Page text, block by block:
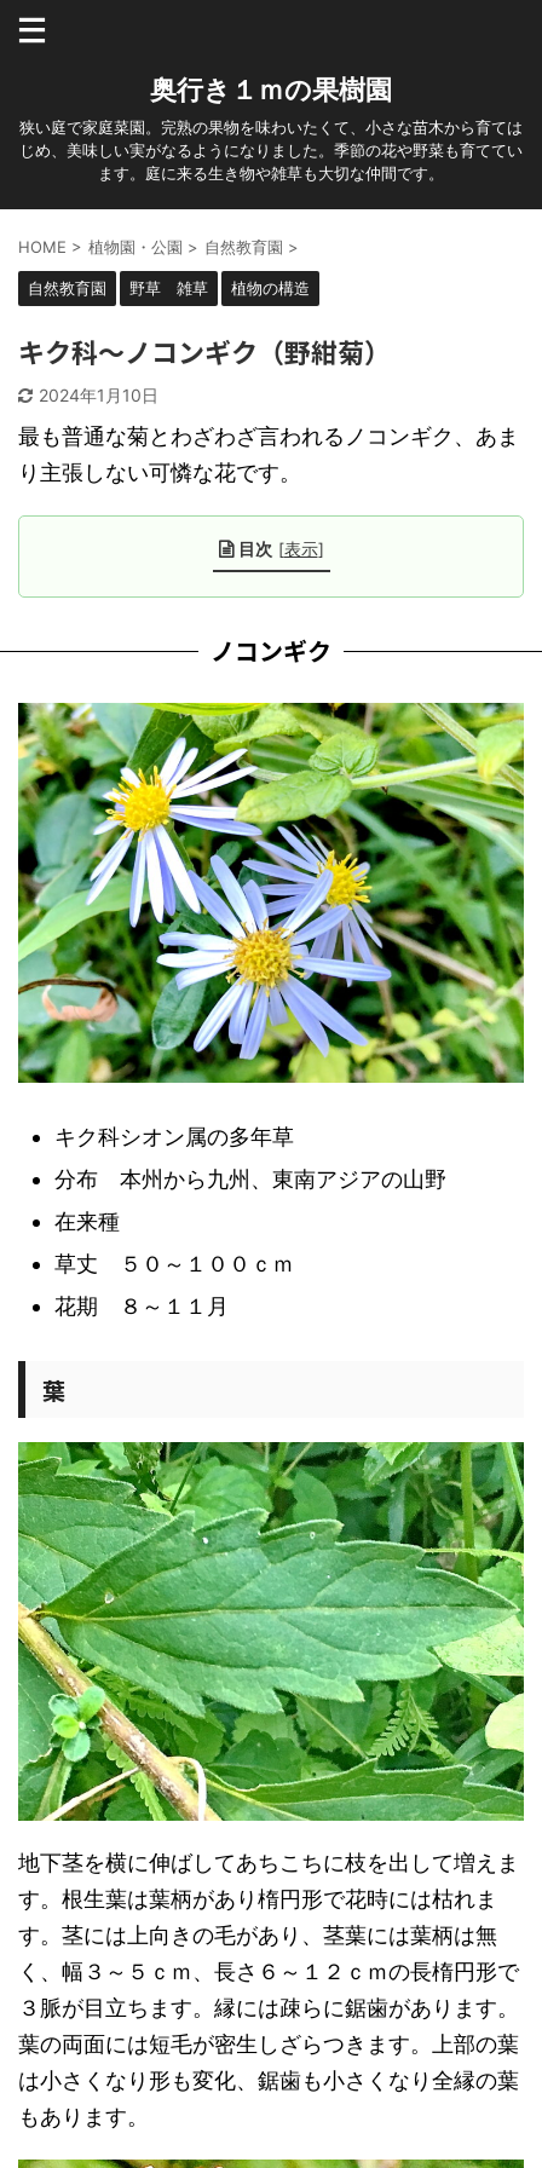
奥行き１ｍの果樹園
狭い庭で家庭菜園。完熟の果物を味わいたくて、小さな苗木から育ては
じめ、美味しい実がなるようになりました。季節の花や野菜も育ててい
ます。庭に来る生き物や雑草も大切な仲間です。
HOME > 植物園・公園 > 自然教育園 >
自然教育園 野草 雑草 植物の構造
キク科～ノコンギク（野紺菊）
2024年1月10日
最も普通な菊とわざわざ言われるノコンギク、あま
り主張しない可憐な花です。
目次 [表示]
ノコンギク
キク科シオン属の多年草
分布 本州から九州、東南アジアの山野
在来種
草丈 ５０～１００ｃｍ
花期 ８～１１月
葉
地下茎を横に伸ばしてあちこちに枝を出して増えま
す。根生葉は葉柄があり楕円形で花時には枯れま
す。茎には上向きの毛があり、茎葉には葉柄は無
く、幅３～５ｃｍ、長さ６～１２ｃｍの長楕円形で
３脈が目立ちます。縁には疎らに鋸歯があります。
葉の両面には短毛が密生しざらつきます。上部の葉
は小さくなり形も変化、鋸歯も小さくなり全縁の葉
もあります。